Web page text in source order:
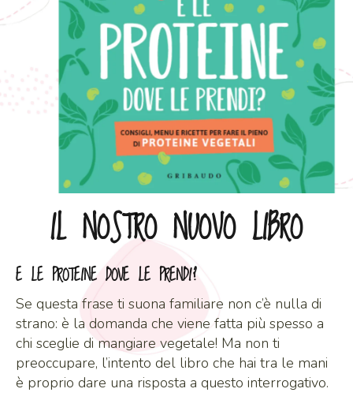
IL NOSTRO NUOVO LIBRO
E LE PROTEINE DOVE LE PRENDI?
Se questa frase ti suona familiare non c’è nulla di
strano: è la domanda che viene fatta più spesso a
chi sceglie di mangiare vegetale! Ma non ti
preoccupare, l’intento del libro che hai tra le mani
è proprio dare una risposta a questo interrogativo.